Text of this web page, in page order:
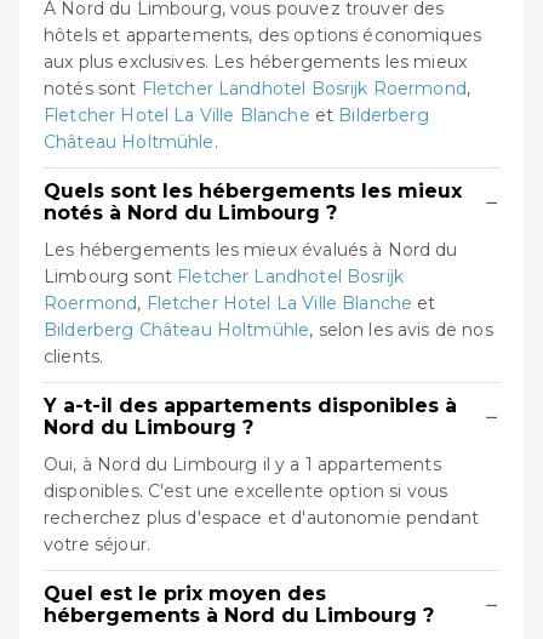
À Nord du Limbourg, vous pouvez trouver des
hôtels et appartements, des options économiques
aux plus exclusives. Les hébergements les mieux
notés sont Fletcher Landhotel Bosrijk Roermond,
Fletcher Hotel La Ville Blanche et Bilderberg
Château Holtmühle.
Quels sont les hébergements les mieux
notés à Nord du Limbourg ?
−
Les hébergements les mieux évalués à Nord du
Limbourg sont Fletcher Landhotel Bosrijk
Roermond, Fletcher Hotel La Ville Blanche et
Bilderberg Château Holtmühle, selon les avis de nos
clients.
Y a-t-il des appartements disponibles à
Nord du Limbourg ?
−
Oui, à Nord du Limbourg il y a 1 appartements
disponibles. C'est une excellente option si vous
recherchez plus d'espace et d'autonomie pendant
votre séjour.
Quel est le prix moyen des
hébergements à Nord du Limbourg ?
−